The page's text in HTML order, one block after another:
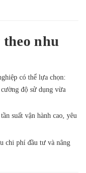
nhu
có thể lựa chọn:
độ sử dụng vừa
suất vận hành cao, yêu
chi phí đầu tư và nâng